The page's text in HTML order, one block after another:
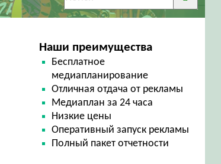
Наши преимущества
Бесплатное
медиапланирование
Отличная отдача от рекламы
Медиаплан за 24 часа
Низкие цены
Оперативный запуск рекламы
Полный пакет отчетности